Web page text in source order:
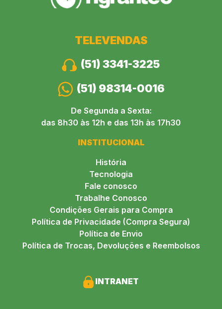
TELEVENDAS
(51) 3341-3225
(51) 98314-0016
De Segunda a Sexta:
das 8h30 às 12h e das 13h às 17h30
INSTITUCIONAL
História
Tecnologia
Fale conosco
Trabalhe Conosco
Condições Gerais para Compra
Política de Privacidade (Compra Segura)
Política de Envio
Política de Trocas, Devoluções e Reembolsos
INTRANET